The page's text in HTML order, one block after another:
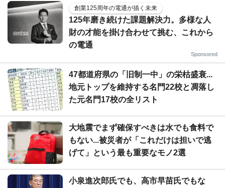
創業125周年の電通が描く未来
125年磨き続けた課題解決力。多様な人
財の才能を掛け合わせて挑む、これから
の電通
Sponsored
47都道府県の「旧制一中」の栄枯盛衰...
地元トップを維持する名門22校と凋落し
た元名門17校の全リスト
大地震でまず確保すべきは水でも食料で
もない...被災者が「これだけは担いで逃
げて」という最も重要なモノ2選
小泉進次郎氏でも、高市早苗氏でもな